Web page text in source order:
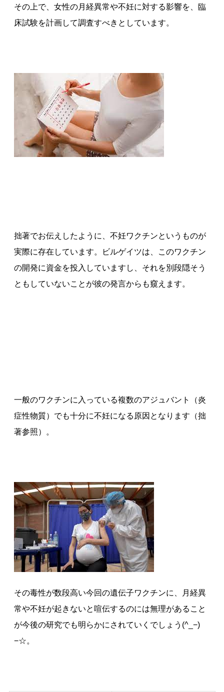
その上で、女性の月経異常や不妊に対する影響を、臨
床試験を計画して調査すべきとしています。
拙著でお伝えしたように、不妊ワクチンというものが
実際に存在しています。ビルゲイツは、このワクチン
の開発に資金を投入していますし、それを別段隠そう
ともしていないことが彼の発言からも窺えます。
一般のワクチンに入っている複数のアジュバント（炎
症性物質）でも十分に不妊になる原因となります（拙
著参照）。
その毒性が数段高い今回の遺伝子ワクチンに、月経異
常や不妊が起きないと喧伝するのには無理があること
が今後の研究でも明らかにされていくでしょう(^_−)
−☆。